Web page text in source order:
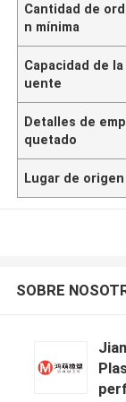
Cantidad de
n mínima
Capacidad de
uente
Detalles de
quetado
Lugar de origen
SOBRE